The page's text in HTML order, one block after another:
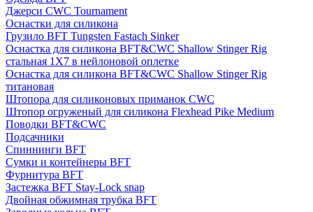
Джерси CWC Tournament
Оснастки для силикона
Грузило BFT Tungsten Fastach Sinker
Оснастка для силикона BFT&CWC Shallow Stinger Rig
стальная 1X7 в нейлоновой оплетке
Оснастка для силикона BFT&CWC Shallow Stinger Rig
титановая
Штопора для силиконовых приманок CWC
Штопор огруженый для силикона Flexhead Pike Medium
Поводки BFT&CWC
Подсачники
Спиннинги BFT
Сумки и контейнеры BFT
Фурнитура BFT
Застежка BFT Stay-Lock snap
Двойная обжимная трубка BFT